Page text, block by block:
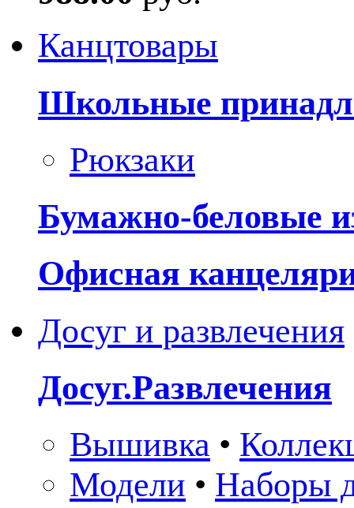
Канцтовары
Школьные
Рюкзаки
Бумажно-беловые
Офисная
Досуг и развлечения
Досуг.Развлечения
Вышивка •
Модели • Наборы